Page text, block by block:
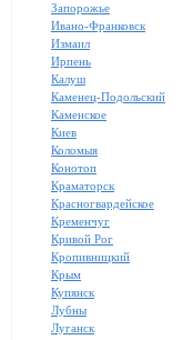
Запорожье
Ивано-Франковск
Измаил
Ирпень
Калуш
Каменец-Подольский
Каменское
Киев
Коломыя
Конотоп
Краматорск
Красногвардейское
Кременчуг
Кривой Рог
Кропивницкий
Крым
Купянск
Лубны
Луганск